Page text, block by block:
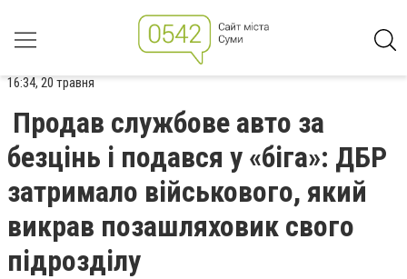
16:34, 20 травня
Продав службове авто за
безцінь і подався у «біга»: ДБР
затримало військового, який
викрав позашляховик свого
підрозділу